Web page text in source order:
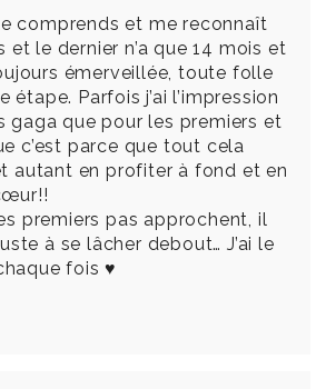
comprends et me reconnaît
et le dernier n’a que 14 mois et
émerveillée, toute folle
étape. Parfois j’ai l’impression
gaga que pour les premiers et
c’est parce que tout cela
autant en profiter à fond et en
premiers pas approchent, il
à se lâcher debout… J’ai le
fois ♥